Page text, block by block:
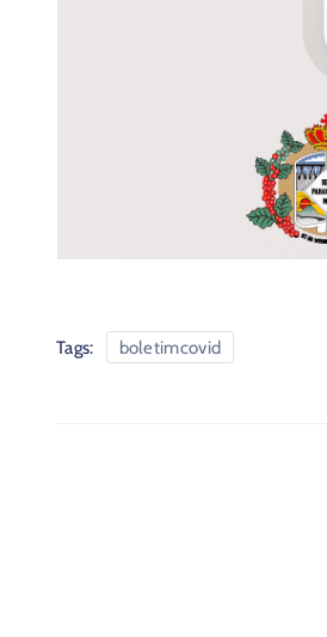
Tags: boletimcovid